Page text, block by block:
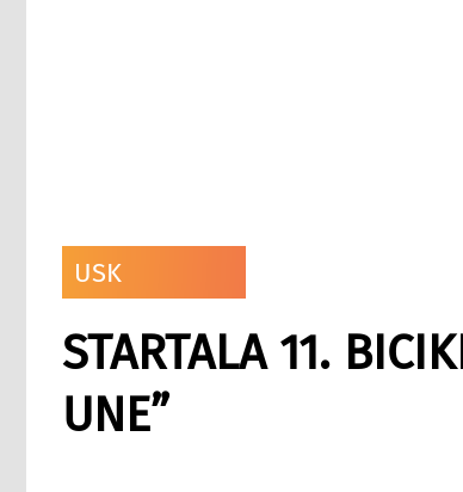
USK
STARTALA 11.
UNE”